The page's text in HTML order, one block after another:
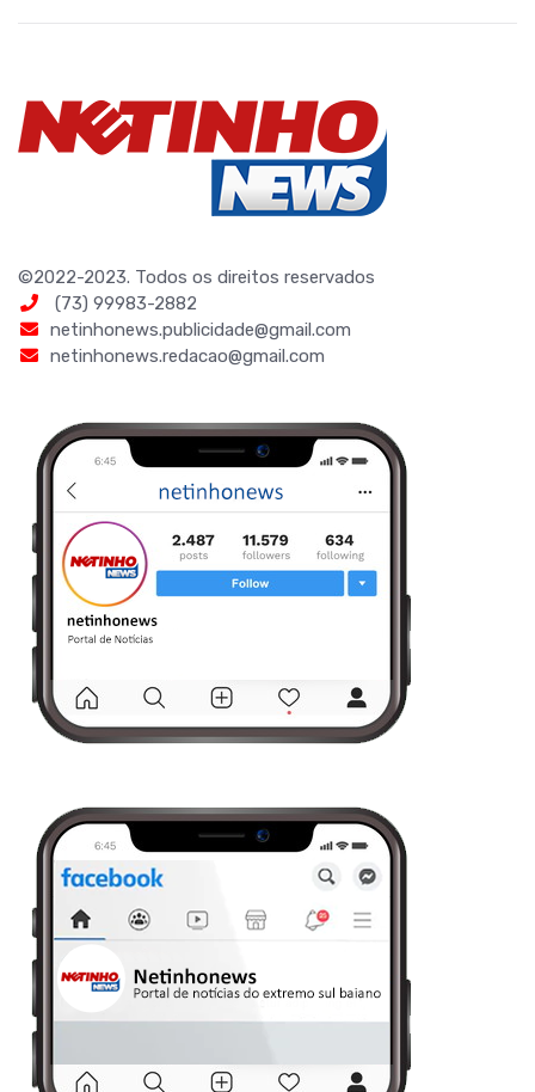
©2022-2023. Todos os direitos reservados
(73) 99983-2882
netinhonews.publicidade@gmail.com
netinhonews.redacao@gmail.com